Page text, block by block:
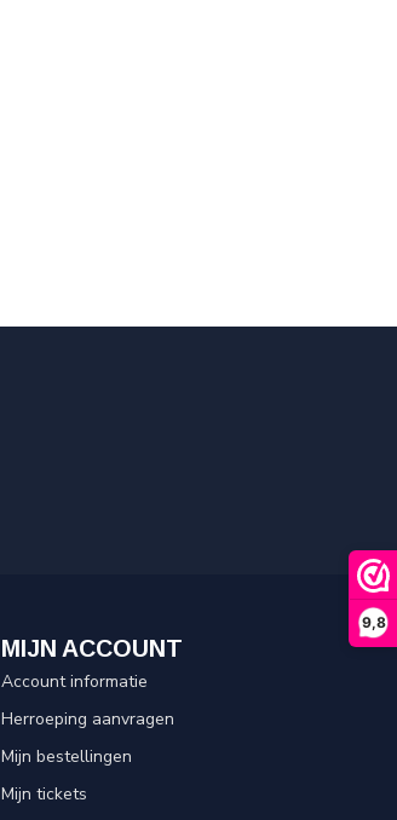
9,8
MIJN ACCOUNT
Account informatie
Herroeping aanvragen
Mijn bestellingen
Mijn tickets